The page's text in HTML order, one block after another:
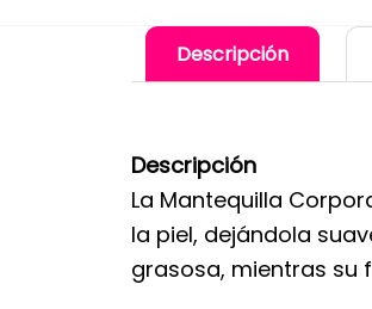
Descripción
Descripción
La Mantequilla
la piel, dejándola
grasosa, mientras su